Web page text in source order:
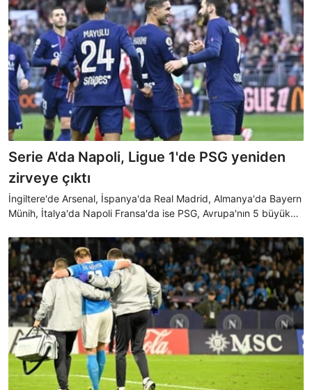
Serie A'da Napoli, Ligue 1'de PSG yeniden
zirveye çıktı
İngiltere'de Arsenal, İspanya'da Real Madrid, Almanya'da Bayern
Münih, İtalya'da Napoli Fransa'da ise PSG, Avrupa'nın 5 büyük